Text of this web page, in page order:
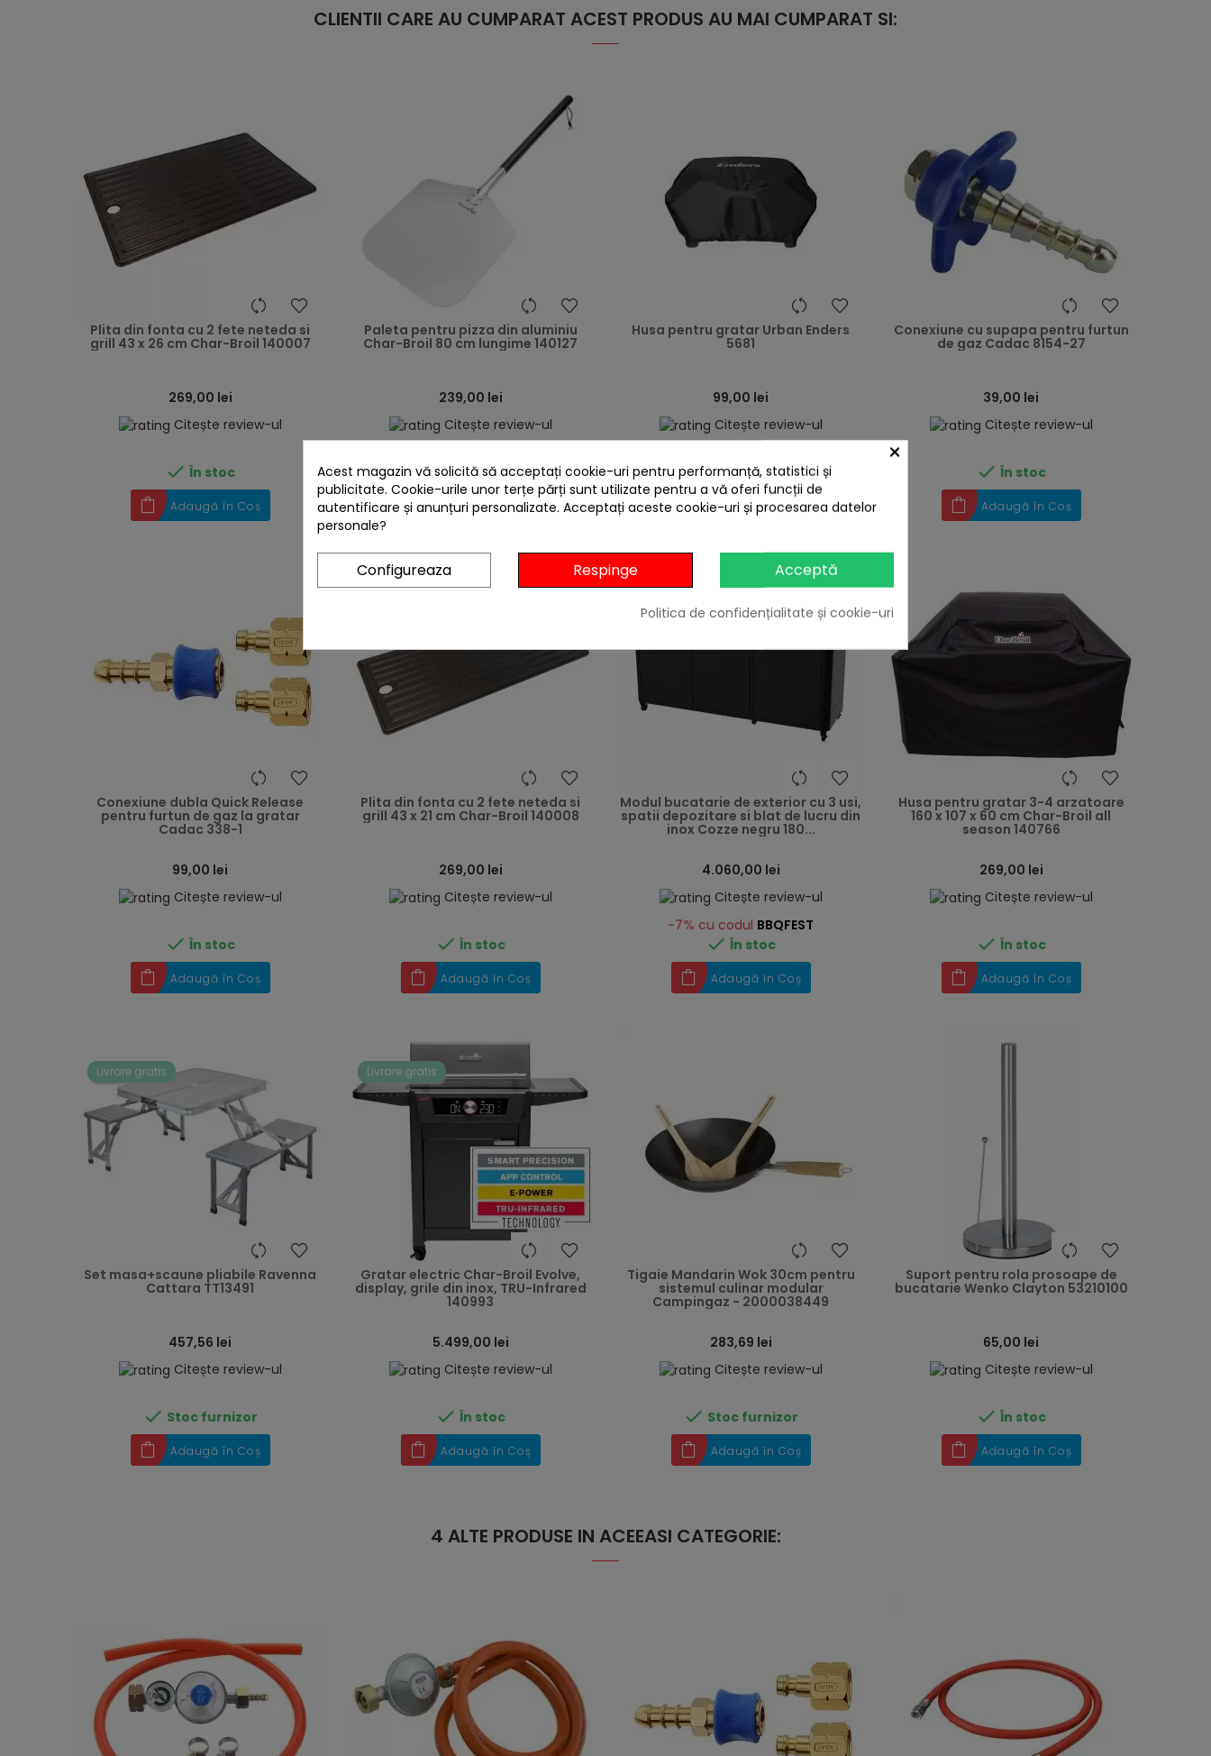
CLIENTII CARE AU CUMPARAT ACEST PRODUS AU MAI CUMPARAT SI:
heart
Plita din fonta cu 2 fete neteda si
grill 43 x 26 cm Char-Broil 140007
269,00 lei
Citește review-ul
 În stoc
Adaugă în Coș
heart
Paleta pentru pizza din aluminiu
Char-Broil 80 cm lungime 140127
239,00 lei
Citește review-ul
În stoc
Adaugă în Coș
heart
Husa pentru gratar Urban Enders
5681
99,00 lei
Citește review-ul
 În stoc
Adaugă în Coș
heart
Conexiune cu supapa pentru furtun
de gaz Cadac 8154-27
39,00 lei
Citește review-ul
 În stoc
Adaugă în Coș
heart
Conexiune dubla Quick Release
pentru furtun de gaz la gratar
Cadac 338-1
99,00 lei
Citește review-ul
 În stoc
Adaugă în Coș
heart
Plita din fonta cu 2 fete neteda si
grill 43 x 21 cm Char-Broil 140008
269,00 lei
Citește review-ul
 În stoc
Adaugă în Coș
heart
Modul bucatarie de exterior cu 3 usi,
spatii depozitare si blat de lucru din
inox Cozze negru 180...
4.060,00 lei
Citește review-ul
-7% cu codul BBQFEST
 În stoc
Adaugă în Coș
heart
Husa pentru gratar 3-4 arzatoare
160 x 107 x 60 cm Char-Broil all
season 140766
269,00 lei
Citește review-ul
 În stoc
Adaugă în Coș
Livrare gratis
heart
Set masa+scaune pliabile Ravenna
Cattara TT13491
457,56 lei
Citește review-ul
 Stoc furnizor
Adaugă în Coș
Livrare gratis
heart
Gratar electric Char-Broil Evolve,
display, grile din inox, TRU-Infrared
140993
5.499,00 lei
Citește review-ul
 În stoc
Adaugă în Coș
heart
Tigaie Mandarin Wok 30cm pentru
sistemul culinar modular
Campingaz - 2000038449
283,69 lei
Citește review-ul
 Stoc furnizor
Adaugă în Coș
heart
Suport pentru rola prosoape de
bucatarie Wenko Clayton 53210100
65,00 lei
Citește review-ul
 În stoc
Adaugă în Coș
4 ALTE PRODUSE IN ACEEASI CATEGORIE:
×
Acest magazin vă solicită să acceptați cookie-uri pentru performanță, statistici și
publicitate. Cookie-urile unor terțe părți sunt utilizate pentru a vă oferi funcții de
autentificare și anunțuri personalizate. Acceptați aceste cookie-uri și procesarea datelor
personale?
Configureaza Respinge Acceptă
Politica de confidențialitate și cookie-uri